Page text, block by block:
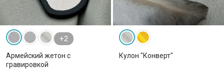
+2
Армейский жетон с
гравировкой
Кулон "Конверт"